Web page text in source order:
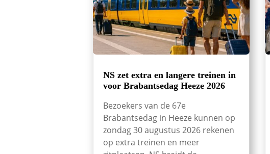
NS zet extra en langere treinen in
voor Brabantsedag Heeze 2026
Bezoekers van de 67e
Brabantsedag in Heeze kunnen op
zondag 30 augustus 2026 rekenen
op extra treinen en meer